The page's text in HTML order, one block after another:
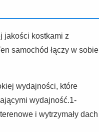
jakości kostkami z
samochód łączy w sobie
wydajności, które
wydajność.1-
i wytrzymały dach